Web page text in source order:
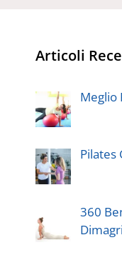
Articoli
Meglio
Pilates
360